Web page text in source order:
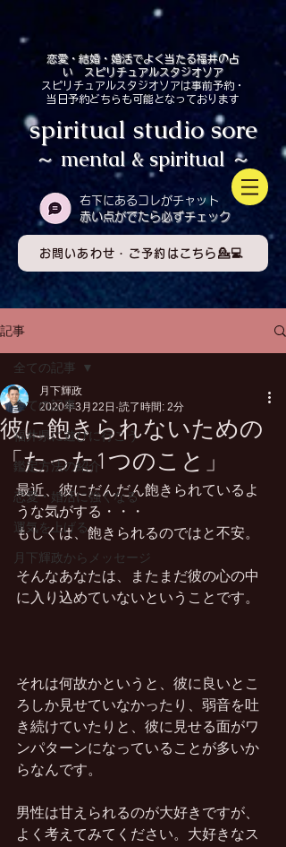
恋愛・結婚・婚活でよく当たる福井の占
い スピリチュアルスタジオソア
スピリチュアルスタジオソアは事前予約・
当日予約どちらも可能となっております
spiritual studio sore
～ mental & spiritual ～
​右下にあるコレがチャット
赤い点がでたら必ずチェック
お問いあわせ・ご予約はこちら💁💻
記事
全ての記事
福井県に遊びに行こう
鑑定方法の紹介
恋愛・婚活に強くなる
運気を上げる
月下輝政からメッセージ
全ての記事
彼に飽きられないための
「たった1つのこと」
月下輝政
2020年3月22日 読了時間: 2分
最近、彼にだんだん飽きられているよ
うな気がする・・・
もしくは、飽きられるのではと不安。
そんなあなたは、またまだ彼の心の中
に入り込めていないということです。
それは何故かというと、彼に良いとこ
ろしか見せていなかったり、弱音を吐
き続けていたりと、彼に見せる面がワ
ンパターンになっていることが多いか
らなんです。
男性は甘えられるのが大好きですが、
よく考えてみてください。大好きなス